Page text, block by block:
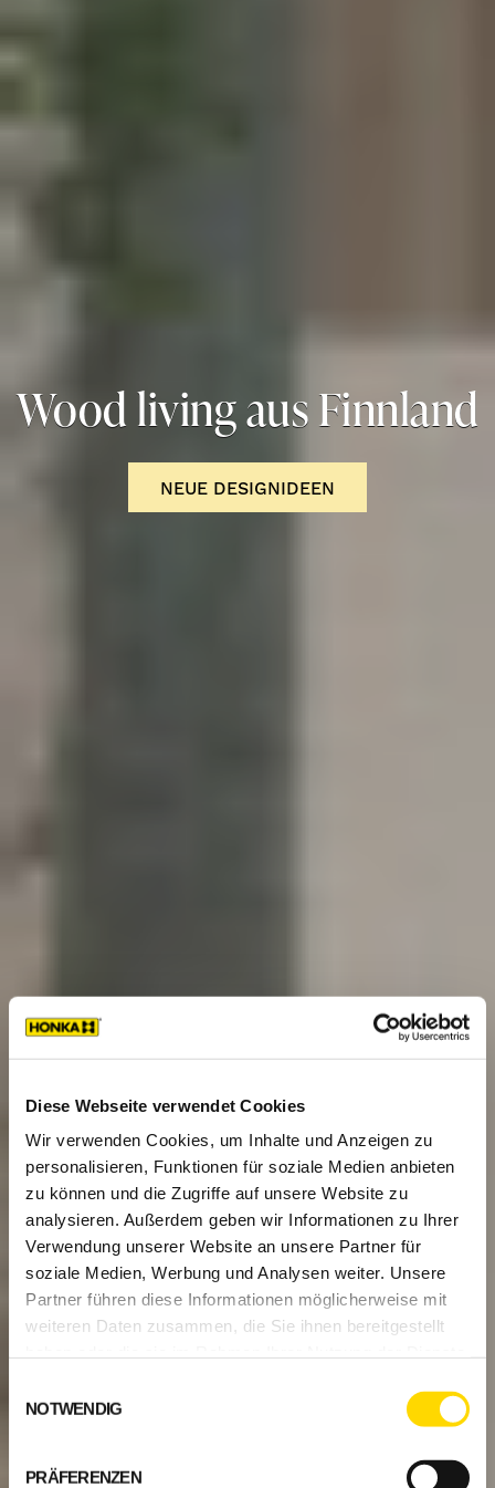
Diese Webseite verwendet Cookies
Wir verwenden Cookies, um Inhalte und Anzeigen zu
personalisieren, Funktionen für soziale Medien anbieten
zu können und die Zugriffe auf unsere Website zu
analysieren. Außerdem geben wir Informationen zu Ihrer
Verwendung unserer Website an unsere Partner für
soziale Medien, Werbung und Analysen weiter. Unsere
Partner führen diese Informationen möglicherweise mit
weiteren Daten zusammen, die Sie ihnen bereitgestellt
NOTWENDIG
PRÄFERENZEN
Wood living aus Finnland
NEUE DESIGNIDEEN